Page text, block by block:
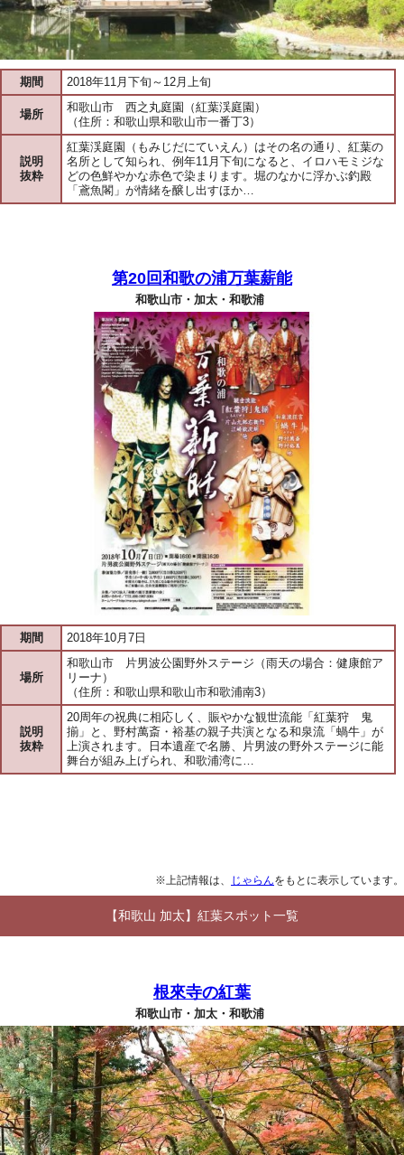
期間 2018年11月下旬～12月上旬
場所
和歌山市 西之丸庭園（紅葉渓庭園）
（住所：和歌山県和歌山市一番丁3）
説明
抜粋
紅葉渓庭園（もみじだにていえん）はその名の通り、紅葉の
名所として知られ、例年11月下旬になると、イロハモミジな
どの色鮮やかな赤色で染まります。堀のなかに浮かぶ釣殿
「鳶魚閣」が情緒を醸し出すほか…
第20回和歌の浦万葉薪能
和歌山市・加太・和歌浦
期間 2018年10月7日
場所
和歌山市 片男波公園野外ステージ（雨天の場合：健康館ア
リーナ）
（住所：和歌山県和歌山市和歌浦南3）
説明
抜粋
20周年の祝典に相応しく、賑やかな観世流能「紅葉狩 鬼
揃」と、野村萬斎・裕基の親子共演となる和泉流「蝸牛」が
上演されます。日本遺産で名勝、片男波の野外ステージに能
舞台が組み上げられ、和歌浦湾に…
※上記情報は、 じゃらんをもとに表示しています。
【和歌山 加太】紅葉スポット一覧
根來寺の紅葉
和歌山市・加太・和歌浦